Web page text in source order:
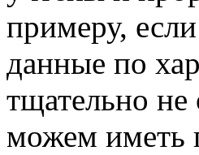
примеру,
данные по
тщательно не
можем иметь